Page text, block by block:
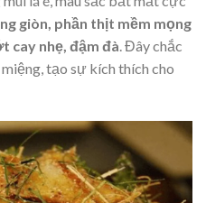
giòn, phần thịt mềm mọng
cay nhẹ, đậm đà. Đây chắc
tạo sự kích thích cho